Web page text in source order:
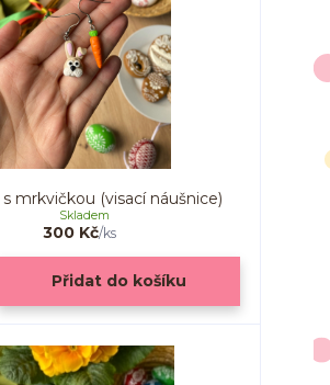
mrkvičkou (visací náušnice)
300 Kč/ks
Skladem
Přidat do košíku